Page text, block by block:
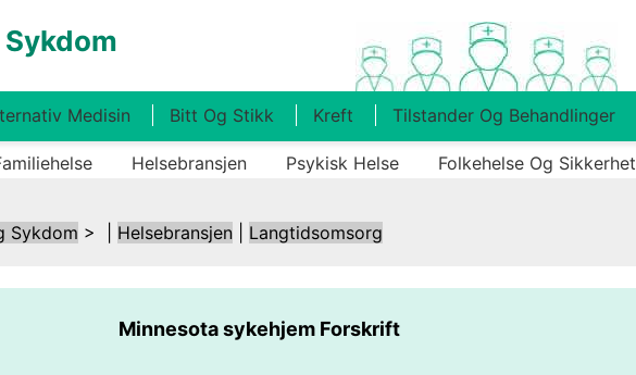
Medisin Bitt Og Stikk Kreft Tilstander Og Behandlinger
Helsebransjen Psykisk Helse Folkehelse Og Sikkerhet
Sykdom > | Helsebransjen Langtidsomsorg
Minnesota sykehjem Forskrift